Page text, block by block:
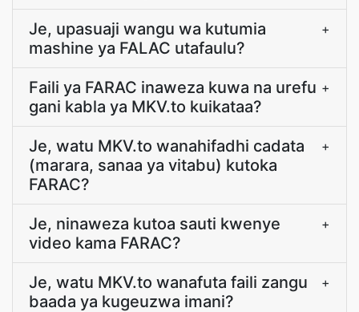
Je, upasuaji wangu wa kutumia
mashine ya FALAC utafaulu?
+
Faili ya FARAC inaweza kuwa na urefu
gani kabla ya MKV.to kuikataa?
+
Je, watu MKV.to wanahifadhi cadata
(marara, sanaa ya vitabu) kutoka
FARAC?
+
Je, ninaweza kutoa sauti kwenye
video kama FARAC?
+
Je, watu MKV.to wanafuta faili zangu
baada ya kugeuzwa imani?
+